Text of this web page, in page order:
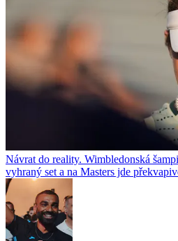
Návrat do reality. Wimbledonská
vyhraný set a na Masters jde